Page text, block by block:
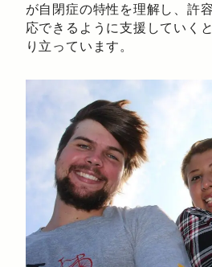
が自閉症の特性を理解し、許
応できるように支援していく
り立っています。